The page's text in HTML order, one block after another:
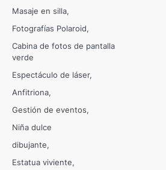
Masaje en silla
Fotografías Polaroid
Cabina de fotos de pantalla
verde
Espectáculo de láser
Anfitriona
Gestión de eventos
Niña dulce
dibujante
Estatua viviente